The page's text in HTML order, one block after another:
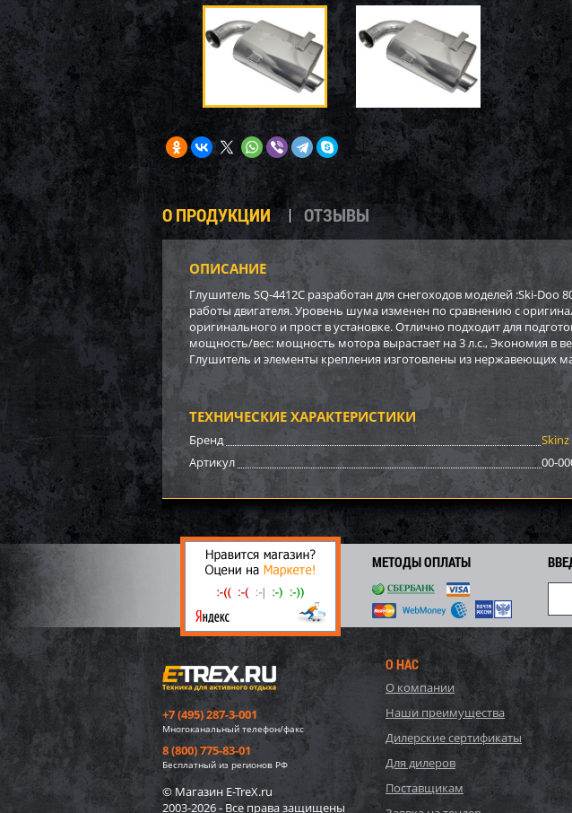
О ПРОДУКЦИИ ОТЗЫВЫ
ОПИСАНИЕ
Глушитель SQ-4412C разработан для снегоходов моделей :Ski-Doo
работы двигателя. Уровень шума изменен по сравнению с
оригинального и прост в установке. Отлично подходит для
мощность/вес: мощность мотора вырастает на 3 л.с., Экономия в
Глушитель и элементы крепления изготовлены из нержавеющих
ТЕХНИЧЕСКИЕ ХАРАКТЕРИСТИКИ
Бренд
Артикул
00-
МЕТОДЫ ОПЛАТЫ
+7 (495) 287-3-001
Многоканальный телефон/факс
8 (800) 775-83-01
Бесплатный из регионов РФ
© Магазин E-TreX.ru
2003-2026 - Все права защищены
О НАС
О компании
Наши преимущества
Дилерские сертификаты
Для дилеров
Поставщикам